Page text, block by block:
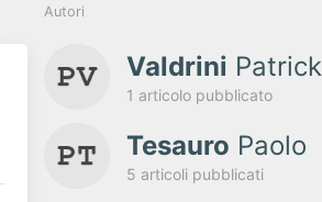
Autori
Valdrini Patrick
1 articolo pubblicato
Tesauro Paolo
5 articoli pubblicati